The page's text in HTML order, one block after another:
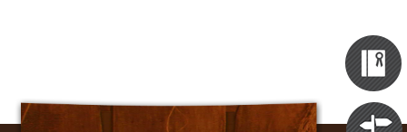
Themen
Portale